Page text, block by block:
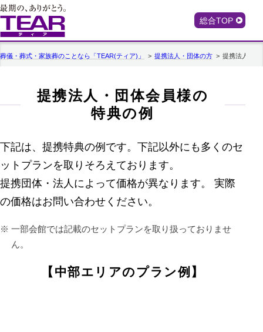
総合TOP
葬儀・葬式・家族葬のことなら「TEAR(ティア)」 提携法人・団体の方 提携法人・
提携法人・団体会員様の
特典の例
下記は、提携特典の例です。下記以外にも多くのセ
ットプランを取りそろえております。
提携団体・法人によって価格が異なります。 実際
の価格はお問い合わせください。
一部会館では記載のセットプランを取り扱っておりませ
ん。
【中部エリアのプラン例】